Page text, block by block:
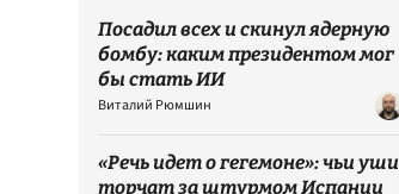
Посадил всех и скинул ядерную
бомбу: каким президентом мог
бы стать ИИ
Виталий Рюмшин
«Речь идет о гегемоне»: чьи уши
торчат за штурмом Испании